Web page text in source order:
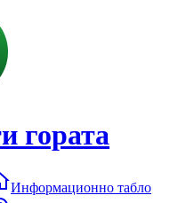
гората
Информационно табло